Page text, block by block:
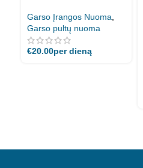
Garso Įrangos Nuoma
Garso pultų nuoma
€20.00per dieną